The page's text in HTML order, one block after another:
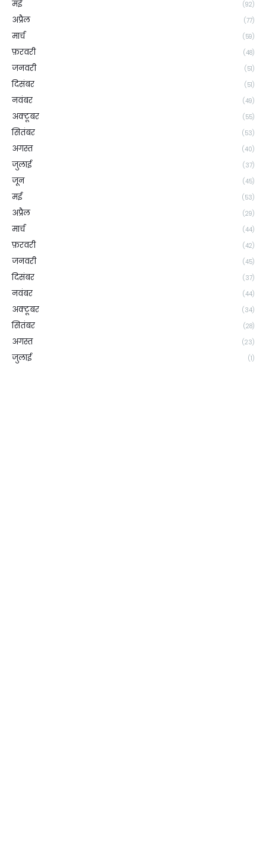
मई (92)
अप्रैल (77)
मार्च (59)
फ़रवरी (48)
जनवरी (51)
दिसंबर (51)
नवंबर (49)
अक्टूबर (55)
सितंबर (53)
अगस्त (40)
जुलाई (37)
जून (45)
मई (53)
अप्रैल (29)
मार्च (44)
फ़रवरी (42)
जनवरी (45)
दिसंबर (37)
नवंबर (44)
अक्टूबर (34)
सितंबर (28)
अगस्त (23)
जुलाई (1)